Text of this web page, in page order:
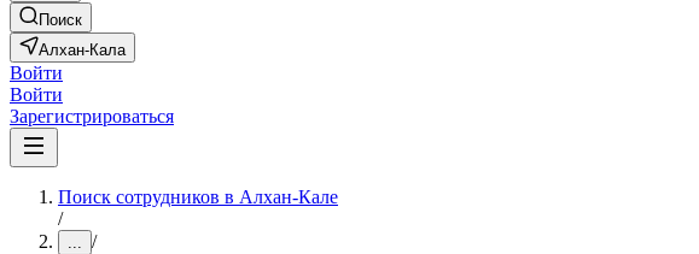
Поиск
Алхан-Кала
Войти
Войти
Зарегистрироваться
Поиск сотрудников в Алхан-Кале
/
... /